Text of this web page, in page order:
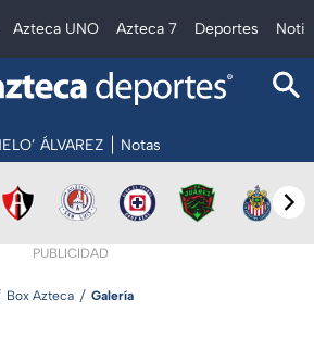
Azteca UNO Azteca 7 Deportes
ÁLVAREZ Notas
PUBLICIDAD
Box Azteca Galería